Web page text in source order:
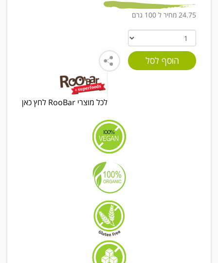
24.75 מחיר ל 100 גרם
לכל מוצרי RooBar לחץ כאן